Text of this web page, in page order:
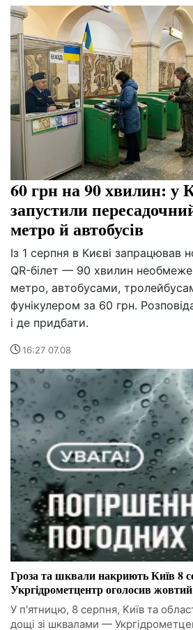
60 грн на 90 хвилин: у
запустили
метро й автобусів
Із 1 серпня в Києві запрацював
QR-білет — 90 хвилин
метро, автобусами,
фунікулером за 60 грн.
і де придбати.
16:27 07.08
Гроза та шквали накриють Київ 8
Укргідрометцентр оголосив жовтий
У п'ятницю, 8 серпня, Київ та
дощі зі шквалами —